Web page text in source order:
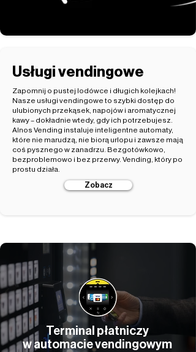
Usługi vendingowe
Zapomnij o pustej lodówce i długich kolejkach!
Nasze usługi vendingowe to szybki dostęp do
ulubionych przekąsek, napojów i aromatycznej
kawy – dokładnie wtedy, gdy ich potrzebujesz.
Alnos Vending instaluje inteligentne automaty,
które nie marudzą, nie biorą urlopu i zawsze mają
coś pysznego w zanadrzu. Bezgotówkowo,
bezproblemowo i bez przerwy. Vending, który po
prostu działa.
Zobacz
Terminal płatniczy
w automacie vendingowym